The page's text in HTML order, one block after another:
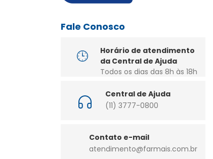
Fale Conosco
Horário de atendimento
da Central de Ajuda
Todos os dias das 8h às 18h
Central de Ajuda
(11) 3777-0800
Contato e-mail
atendimento@farmais.com.br